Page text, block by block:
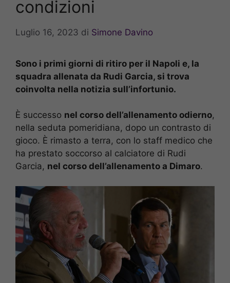
condizioni
Luglio 16, 2023 di Simone Davino
Sono i primi giorni di ritiro per il Napoli e, la
squadra allenata da Rudi Garcia, si trova
coinvolta nella notizia sull’infortunio.
È successo nel corso dell’allenamento odierno,
nella seduta pomeridiana, dopo un contrasto di
gioco. È rimasto a terra, con lo staff medico che
ha prestato soccorso al calciatore di Rudi
Garcia, nel corso dell’allenamento a Dimaro.